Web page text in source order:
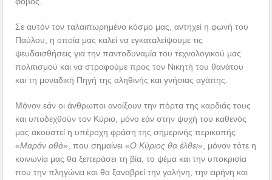
Σε αυτόν τον ταλαιπωρημένο κόσμο μας, αντηχεί η φωνή του
Παύλου, η οποία μας καλεί να εγκαταλείψουμε τις
ψευδαισθήσεις για την παντοδυναμία του τεχνολογικού μας
πολιτισμού και να στραφούμε προς τον Νικητή του θανάτου
και τη μοναδική Πηγή της αληθινής και γνήσιας αγάπης.
Μόνον εάν οι άνθρωποι ανοίξουν την πόρτα της καρδιάς τους
και υποδεχθούν τον Κύριο, μόνο εάν στην ψυχή του καθενός
μας ακουστεί η υπέροχη φράση της σημερινής περικοπής
«Μαράν αθά», που σημαίνει «Ο Κύριος θα έλθει», μόνον τότε η
κοινωνία μας θα ξεπεράσει τη βία, το ψέμα και την υποκρισία
που την πληγώνει και θα ξαναβρεί την γαλήνη, την ειρήνη και